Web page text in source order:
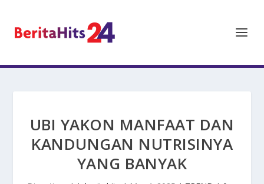
UBI YAKON MANFAAT DAN
KANDUNGAN NUTRISINYA
YANG BANYAK